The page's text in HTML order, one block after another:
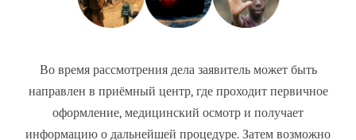
Во время рассмотрения дела заявитель может быть
направлен в приёмный центр, где проходит первичное
оформление, медицинский осмотр и получает
информацию о дальнейшей процедуре. Затем возможно